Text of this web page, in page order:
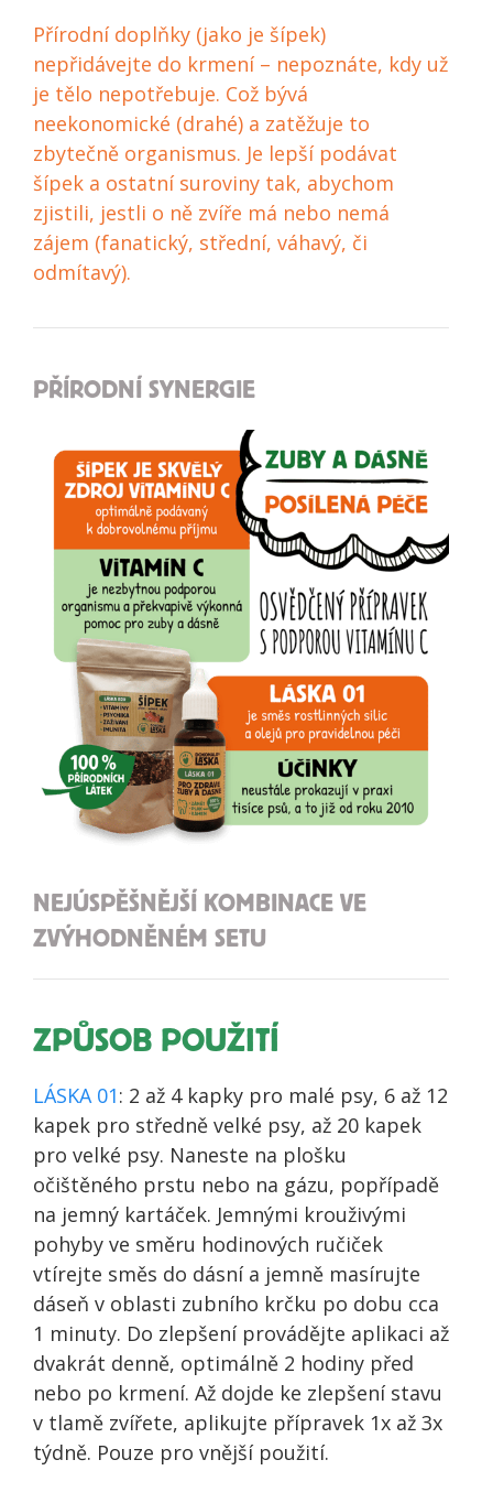
Přírodní doplňky (jako je šípek)
nepřidávejte do krmení – nepoznáte, kdy už
je tělo nepotřebuje. Což bývá
neekonomické (drahé) a zatěžuje to
zbytečně organismus. Je lepší podávat
šípek a ostatní suroviny tak, abychom
zjistili, jestli o ně zvíře má nebo nemá
zájem (fanatický, střední, váhavý, či
odmítavý).
PŘÍRODNÍ SYNERGIE
NEJÚSPĚŠNĚJŠÍ KOMBINACE VE
ZVÝHODNĚNÉM SETU
ZPŮSOB POUŽITÍ
LÁSKA 01: 2 až 4 kapky pro malé psy, 6 až 12
kapek pro středně velké psy, až 20 kapek
pro velké psy. Naneste na plošku
očištěného prstu nebo na gázu, popřípadě
na jemný kartáček. Jemnými krouživými
pohyby ve směru hodinových ručiček
vtírejte směs do dásní a jemně masírujte
dáseň v oblasti zubního krčku po dobu cca
1 minuty. Do zlepšení provádějte aplikaci až
dvakrát denně, optimálně 2 hodiny před
nebo po krmení. Až dojde ke zlepšení stavu
v tlamě zvířete, aplikujte přípravek 1x až 3x
týdně. Pouze pro vnější použití.